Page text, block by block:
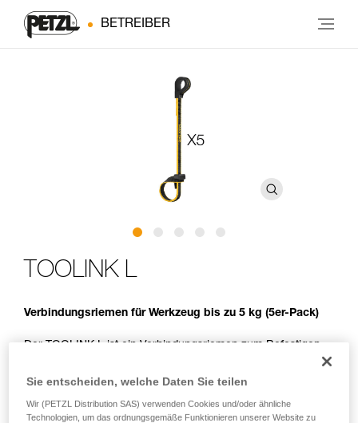
BETREIBER
TOOLINK L
Verbindungsriemen für Werkzeug bis zu 5 kg (5er-Pack)
Der TOOLINK L ist ein Verbindungsriemen zum Befestigen
Höhenarbeiten. Sein ergonomischer Verbindungspunkt
einfaches Handling.
Sie entscheiden, welche Daten Sie teilen
Wir (PETZL Distribution SAS) verwenden Cookies und/oder ähnliche
Technologien, um das ordnungsgemäße Funktionieren unserer Website zu